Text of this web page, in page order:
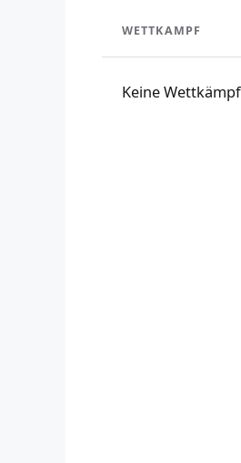
WETTKAMPF
Keine